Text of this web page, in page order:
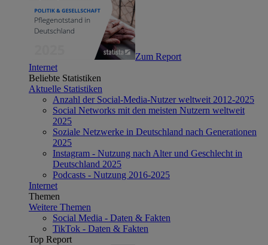
Zum Report
Internet
Beliebte Statistiken
Aktuelle Statistiken
Anzahl der Social-Media-Nutzer weltweit 2012-2025
Social Networks mit den meisten Nutzern weltweit
2025
Soziale Netzwerke in Deutschland nach Generationen
2025
Instagram - Nutzung nach Alter und Geschlecht in
Deutschland 2025
Podcasts - Nutzung 2016-2025
Internet
Themen
Weitere Themen
Social Media - Daten & Fakten
TikTok - Daten & Fakten
Top Report